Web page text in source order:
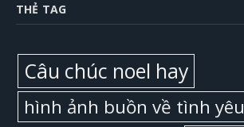
THẺ TAG
Câu chúc noel hay
hình ảnh buồn về tình yêu